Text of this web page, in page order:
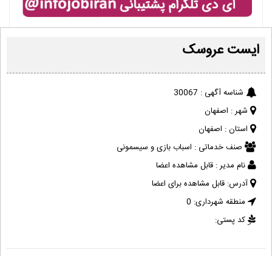
ایست عروسک
شناسه آگهی : 30067
شهر : اصفهان
استان : اصفهان
صنف خدماتی : اسباب بازی و سیسمونی
نام مدیر : قابل مشاهده اعضا
آدرس: قابل مشاهده برای اعضا
منطقه شهرداری: 0
کد پستی: